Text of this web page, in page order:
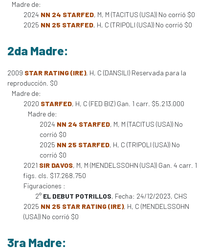
Madre de:
2024 NN 24 STARFED, M, M (TACITUS (USA)) No corrió $0
2025 NN 25 STARFED, H, C (TRIPOLI (USA)) No corrió $0
2da Madre:
2009 STAR RATING (IRE), H, C (DANSILI) Reservada para la
reproducción. $0
Madre de:
2020 STARFED, H, C (FED BIZ) Gan. 1 carr. $5.213.000
Madre de:
2024 NN 24 STARFED, M, M (TACITUS (USA)) No
corrió $0
2025 NN 25 STARFED, H, C (TRIPOLI (USA)) No
corrió $0
2021 SIR DAVOS, M, M (MENDELSSOHN (USA)) Gan. 4 carr. 1
figs. cls. $17.268.750
Figuraciones :
2° EL DEBUT POTRILLOS, Fecha: 24/12/2023, CHS
2025 NN 25 STAR RATING (IRE), H, C (MENDELSSOHN
(USA)) No corrió $0
3ra Madre: